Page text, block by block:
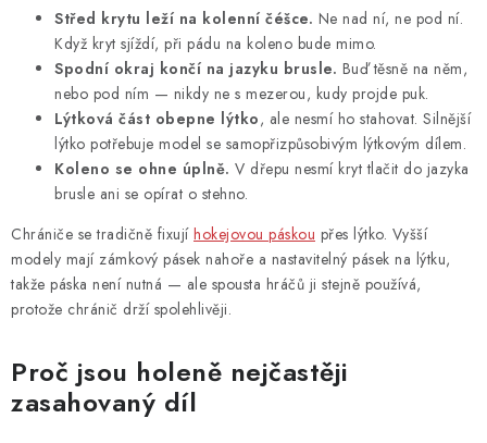
Střed krytu leží na kolenní čéšce. Ne nad ní, ne pod ní.
Když kryt sjíždí, při pádu na koleno bude mimo.
Spodní okraj končí na jazyku brusle. Buď těsně na něm,
nebo pod ním — nikdy ne s mezerou, kudy projde puk.
Lýtková část obepne lýtko, ale nesmí ho stahovat. Silnější
lýtko potřebuje model se samopřizpůsobivým lýtkovým dílem.
Koleno se ohne úplně. V dřepu nesmí kryt tlačit do jazyka
brusle ani se opírat o stehno.
Chrániče se tradičně fixují hokejovou páskou přes lýtko. Vyšší
modely mají zámkový pásek nahoře a nastavitelný pásek na lýtku,
takže páska není nutná — ale spousta hráčů ji stejně používá,
protože chránič drží spolehlivěji.
Proč jsou holeně nejčastěji
zasahovaný díl